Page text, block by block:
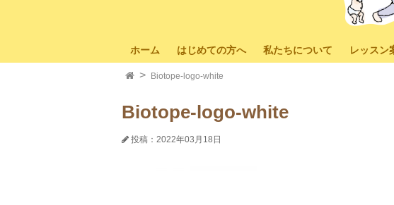
ホーム はじめての方へ 私たちについて レッスン
Biotope-logo-white
Biotope-logo-white
投稿：2022年03月18日